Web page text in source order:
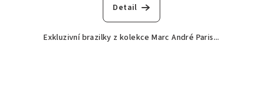
Detail
Exkluzivní brazilky z kolekce Marc André Paris...